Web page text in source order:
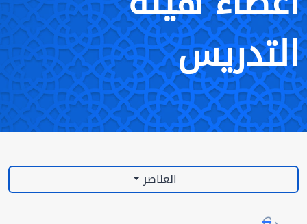
التدريس
العناصر